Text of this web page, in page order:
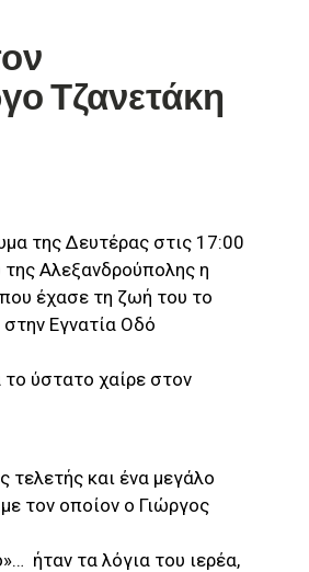
Τζανετάκη
της Δευτέρας στις 17:00
Αλεξανδρούπολης η
που έχασε τη ζωή του το
Εγνατία Οδό
ύστατο χαίρε στον
τελετής και ένα μεγάλο
τον οποίον ο Γιώργος
ήταν τα λόγια του ιερέα,